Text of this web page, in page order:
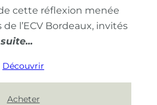
cette réflexion menée
l’ECV Bordeaux, invités
Découvrir
Acheter